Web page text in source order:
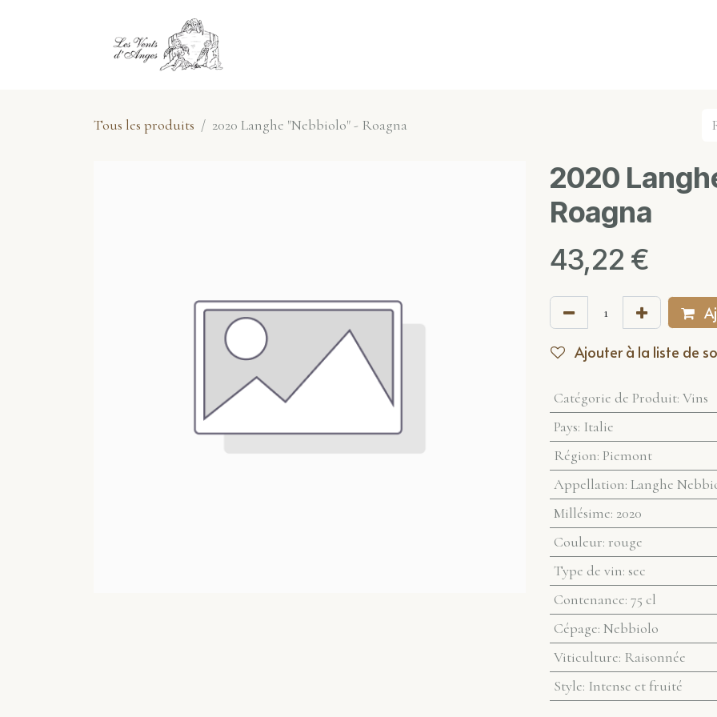
Tous les produits 2020 Langhe "Nebbiolo" - Roagna
2020
Roagna
43,22 €
Ajouter à la liste de
Catégorie de Produit: Vins
Pays: Italie
Région: Piemont
Appellation: Langhe
Millésime: 2020
Couleur: rouge
Type de vin: sec
Contenance: 75 cl
Cépage: Nebbiolo
Viticulture: Raisonnée
Style: Intense et fruité